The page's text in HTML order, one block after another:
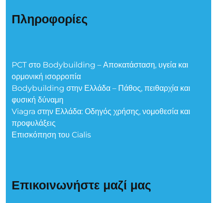
Πληροφορίες
PCT στο Bodybuilding – Αποκατάσταση, υγεία και
ορμονική ισορροπία
Bodybuilding στην Ελλάδα – Πάθος, πειθαρχία και
φυσική δύναμη
Viagra στην Ελλάδα: Οδηγός χρήσης, νομοθεσία και
προφυλάξεις
Επισκόπηση του Cialis
Επικοινωνήστε μαζί μας